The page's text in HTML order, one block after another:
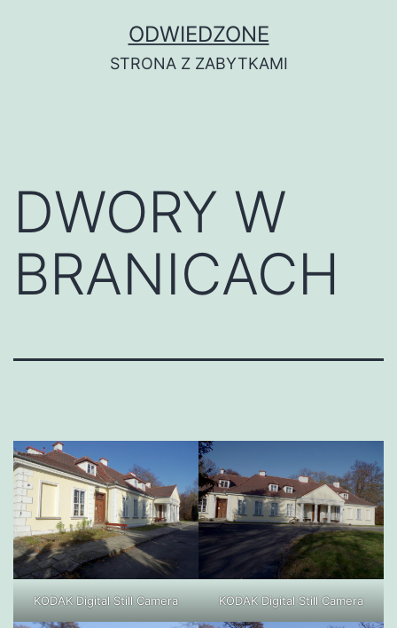
ODWIEDZONE
STRONA Z ZABYTKAMI
DWORY W
BRANICACH
KODAK Digital Still Camera KODAK Digital Still Camera